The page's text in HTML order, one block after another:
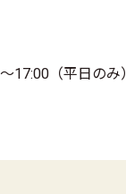
17:00（平日のみ）